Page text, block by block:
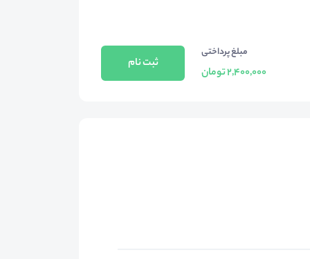
مبلغ پرداختی
2,400,000 تومان
ثبت نام